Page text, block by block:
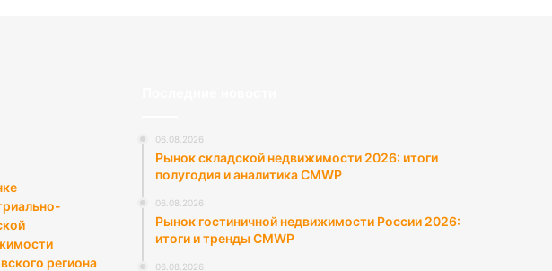
региона
06.08.2026
Рынок складской недвижимости 2026: итоги
полугодия и аналитика CMWP
06.08.2026
Рынок гостиничной недвижимости России 2026:
итоги и тренды CMWP
06.08.2026